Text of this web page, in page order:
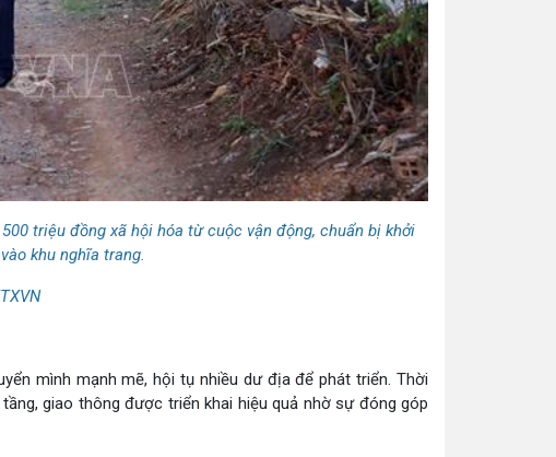
triệu đồng xã hội hóa từ cuộc vận động, chuẩn bị khởi
khu nghĩa trang.
mình mạnh mẽ, hội tụ nhiều dư địa để phát triển. Thời
giao thông được triển khai hiệu quả nhờ sự đóng góp